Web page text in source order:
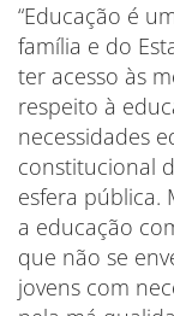
“Educação é
família e do
ter acesso às
respeito à
necessidades
constitucional
esfera pública.
a educação
que não se
jovens com